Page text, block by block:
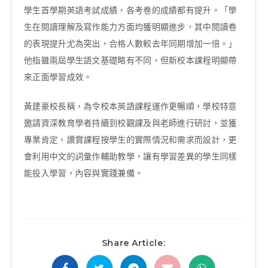
學生首學期英語考試成績，各考卷的成績都有提升。「學
生在閱讀理解及寫作能力方面均獲明顯進步，其中閱讀卷
的表現提升尤為突出，合格人數較去年同期增加一倍。」
他指雖兩屆學生語文基礎略有不同，但新校本課程明顯帶
來正面學習成效。
黃建豪校長稱，為令校本英語課程運作更暢順，學校特意
邀請資深教育學者持續到校觀課及與老師進行研討，並獲
專業肯定，讚賞課程按學生的實際情況和需求而設計，更
會利用中文的詞彙作輔助教學，讓有學習差異的學生同樣
能投入學習，內容與實踐兼備。
Share Article: